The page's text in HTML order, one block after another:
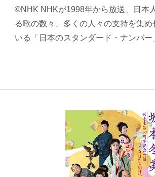
©NHK NHKが1998年から放送、日本
る歌の数々、多くの人々の支持を集め
いる「日本のスタンダード・ナンバ